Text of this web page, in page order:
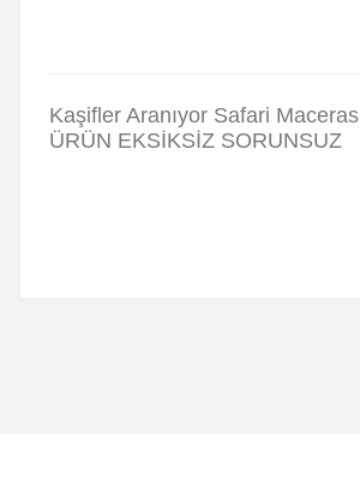
Kaşifler Aranıyor Safari
ÜRÜN EKSİKSİZ SORUNSUZ